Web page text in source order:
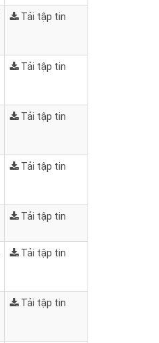
Tải tập tin
Tải tập tin
Tải tập tin
Tải tập tin
Tải tập tin
Tải tập tin
Tải tập tin